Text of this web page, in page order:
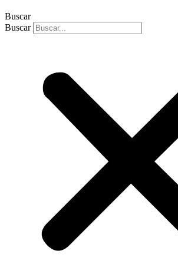
Buscar
Buscar